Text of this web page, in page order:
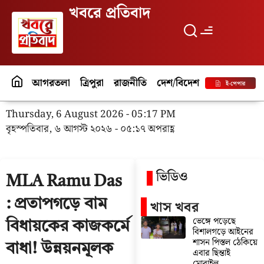
খবরে প্রতিবাদ
আগরতলা ত্রিপুরা রাজনীতি দেশ/বিদেশ পর্যটনই-পেপার
Thursday, 6 August 2026 - 05:17 PM
বৃহস্পতিবার, ৬ আগস্ট ২০২৬ - ০৫:১৭ অপরাহ্ণ
MLA Ramu Das
: প্রতাপগড়ে বাম
বিধায়কের কাজকর্মে
বাধা! উন্নয়নমূলক
ভিডিও
খাস খবর
ভেঙ্গে পড়েছে
বিশালগড়ে আইনের
শাসন পিস্তল ঠেকিয়ে
এবার ছিন্তাই